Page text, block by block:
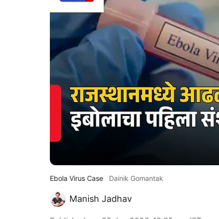
Ebola Virus Case Dainik Gomantak
Manish Jadhav